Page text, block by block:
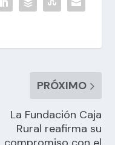
PRÓXIMO
La Fundación Caja
Rural reafirma su